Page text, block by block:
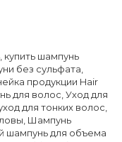
купить шампунь
без сульфата
продукции Hair
для волос Уход для
для тонких волос
Шампунь
шампунь для объема